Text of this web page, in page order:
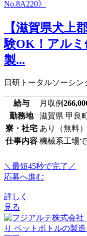
【滋賀県犬上
験OK！アルミ
製...
日研トータルソーシン
給与 月収例
勤務地
滋賀県 甲良町
寮・社宅 あり（無料）
仕事内容 機械系工場
＼最短45秒で完了／
応募へ進む
詳しく
見る